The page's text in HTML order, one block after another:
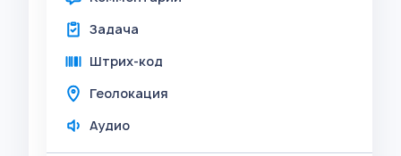
Задача
Штрих-код
Геолокация
Аудио